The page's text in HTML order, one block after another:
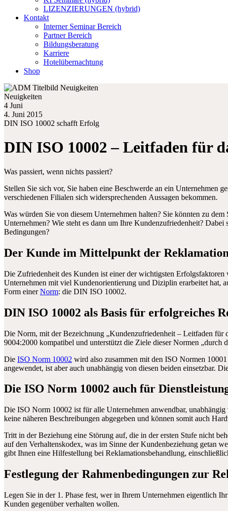
LIZENZIERUNGEN (hybrid)
Kontakt
Interner Seminar Bereich
Partner Bereich
Bildungsberatung
Karriere
Hotelübernachtung
Shop
Neuigkeiten
4 Juni
4. Juni 2015
DIN ISO 10002 schafft Erfolg
DIN ISO 10002 – Leitfaden für
Was passiert, wenn nichts passiert?
Stellen Sie sich vor, Sie haben eine Beschwerde an ein Unternehmen
verschiedenen Filialen sich widersprechenden Aussagen bekommen.
Was würden Sie von diesem Unternehmen halten? Sie könnten zu
Unternehmen? Wie steht es dann um Ihre Kundenzufriedenheit?
Bedingungen?
Der Kunde im Mittelpunkt der
Die Zufriedenheit des Kunden ist einer der wichtigsten
Unternehmen mit viel Kundenorientierung und Diziplin erarbeitet hat,
Form einerNorm: die DIN ISO 10002.
DIN ISO 10002 als Basis für erfolgreiches
Die Norm, mit der Bezeichnung „Kundenzufriedenheit – Leitfaden
9004:2000 kompatibel und unterstützt die Ziele dieser Normen „durch
Die ISO Norm 10002 wird also zusammen mit den ISO Normen
angewendet, ist aber auch unabhängig von diesen beiden einsetzbar.
Die ISO Norm 10002 auch für
Die ISO Norm 10002 ist für alle Unternehmen anwendbar,
keine näheren Beschreibungen abgegeben und können somit auch
Tritt in der Beziehung eine Störung auf, die in der ersten Stufe nicht
auf den Verhaltenskodex, was im Sinne der Kundenbeziehung getan
gibt Ihnen eine Hilfestellung bei Reklamationsbehandlung,
Festlegung der Rahmenbedingungen zur
Legen Sie in der 1. Phase fest, wer in Ihrem Unternehmen eigentlich
Kunden gegenüber verhalten wollen.